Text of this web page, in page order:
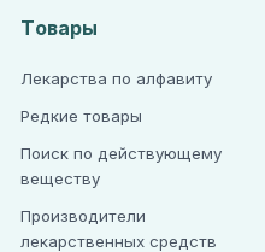
Товары
Лекарства по алфавиту
Редкие товары
Поиск по действующему
веществу
Производители
лекарственных средств